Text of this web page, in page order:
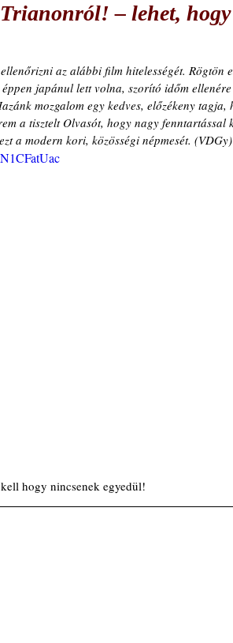
– lehet,
az alábbi film hitelességét. Rögtön
japánul lett volna, szorító időm
mozgalom egy kedves, előzékeny
a tisztelt Olvasót, hogy nagy fenntartással
a modern kori, közösségi népmesét. (VDGy)
hogy nincsenek egyedül!